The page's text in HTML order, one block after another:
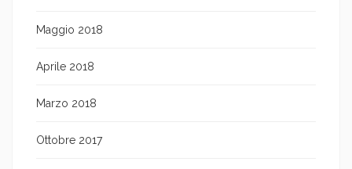
Maggio 2018
Aprile 2018
Marzo 2018
Ottobre 2017